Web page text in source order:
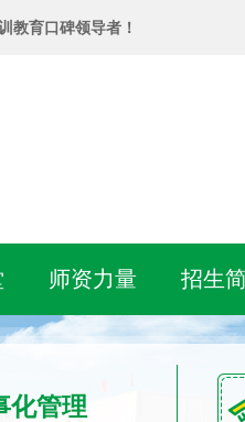
教育口碑领导者！
师资力量 招生
化管理